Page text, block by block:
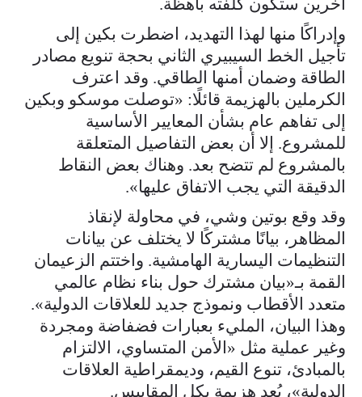
وإدراكًا منها لهذا التهديد، اضطرت بكين إلى
تأجيل الخط السيبيري الثاني بحجة تنويع مصادر
الطاقة وضمان أمنها الطاقي. وقد اعترف
الكرملين بالهزيمة قائلًا: «توصلت موسكو وبكين
إلى تفاهم عام بشأن المعايير الأساسية
للمشروع. إلا أن بعض التفاصيل المتعلقة
بالمشروع لم تتضح بعد. وهناك بعض النقاط
الدقيقة التي يجب الاتفاق عليها».
وقد وقع بوتين وشي، في محاولة لإنقاذ
المظاهر، بيانًا مشتركًا لا يختلف عن بيانات
التنظيمات اليسارية الهامشية. واختتم الزعيمان
القمة بـ«بيان مشترك حول بناء نظام عالمي
متعدد الأقطاب ونموذج جديد للعلاقات الدولية».
وهذا البيان، المليء بعبارات فضفاضة ومجردة
وغير عملية مثل «الأمن المتساوي، الالتزام
بالمبادئ، تنوع القيم، وديمقراطية العلاقات
الدولية»، يُعد هزيمة بكل المقاييس.